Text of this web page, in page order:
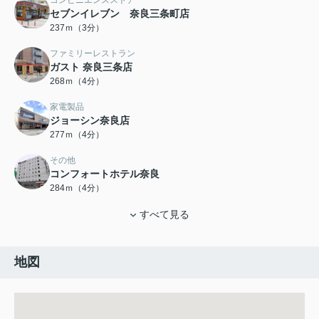
セブンイレブン 奈良三条町店
237ｍ（3分）
ファミリーレストラン
ガスト 奈良三条店
268ｍ（4分）
家電製品
ジョーシン奈良店
277ｍ（4分）
その他
コンフォートホテル奈良
284ｍ（4分）
すべて見る
地図